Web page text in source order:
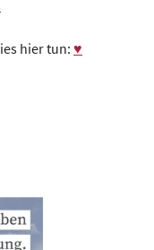
hier tun: ♥